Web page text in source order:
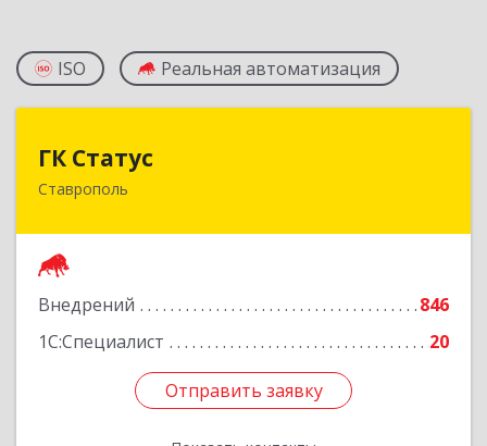
ISO Реальная автоматизация
ГК Статус
Ставрополь
Внедрений
846
1С:Специалист
20
Отправить заявку
355002, Ставропольский край, Ставрополь г,
Отправить заявку